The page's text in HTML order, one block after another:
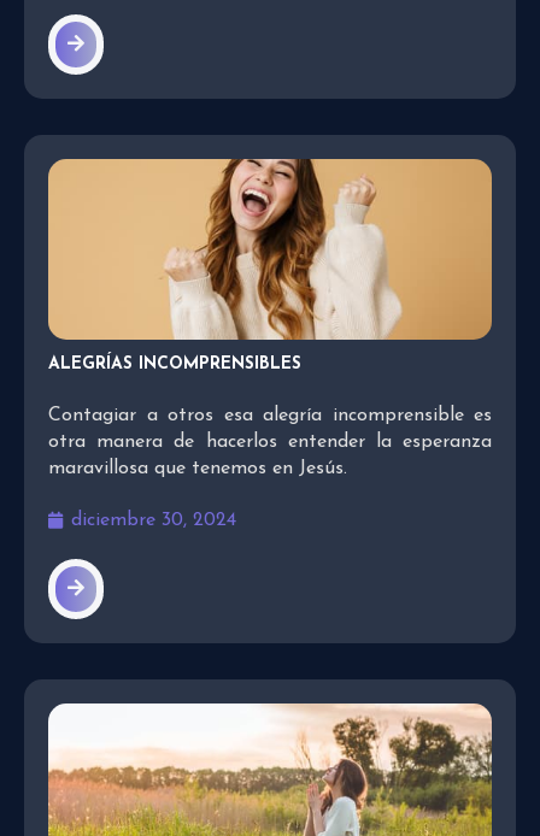
ALEGRÍAS INCOMPRENSIBLES
Contagiar a otros esa alegría incomprensible es
otra manera de hacerlos entender la esperanza
maravillosa que tenemos en Jesús.
diciembre 30, 2024